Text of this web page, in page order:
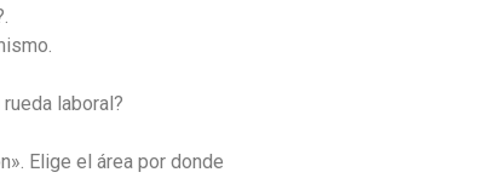
laboral?
Elige el área por donde